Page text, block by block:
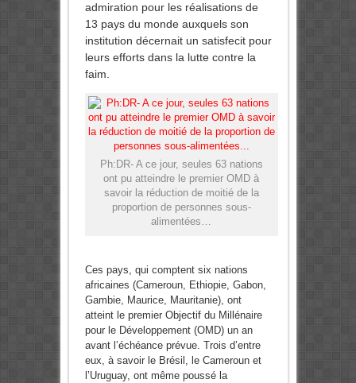
admiration pour les réalisations de
13 pays du monde auxquels son
institution décernait un satisfecit pour
leurs efforts dans la lutte contre la
faim.
Ph:DR- A ce jour, seules 63 nations
ont pu atteindre le premier OMD à
savoir la réduction de moitié de la
proportion de personnes sous-
alimentées…
Ces pays, qui comptent six nations
africaines (Cameroun, Ethiopie, Gabon,
Gambie, Maurice, Mauritanie), ont
atteint le premier Objectif du Millénaire
pour le Développement (OMD) un an
avant l’échéance prévue. Trois d’entre
eux, à savoir le Brésil, le Cameroun et
l’Uruguay, ont même poussé la